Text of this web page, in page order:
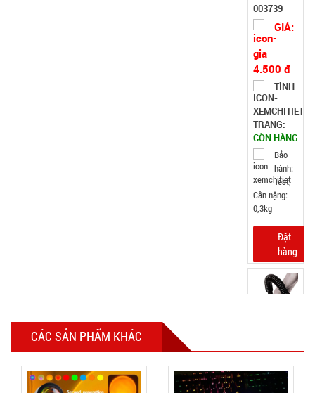
thay
003739
GIÁ:
4.500 đ
TÌNH
TRẠNG:
CÒN HÀNG
Bảo
hành:
Test,
Cân nặng:
0,3kg
Đặt
hàng
cơ tay lò xo
loại 20kg
MÃ
SP:
CÁC SẢN PHẨM KHÁC